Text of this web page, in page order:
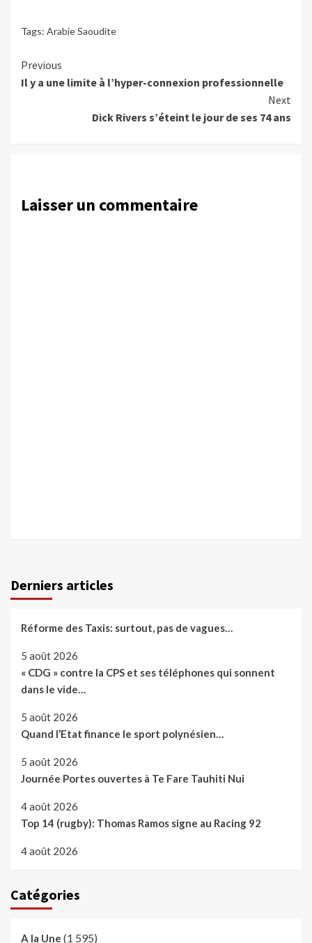
Tags: Arabie Saoudite
Continue
Reading
Previous
Il y a une limite à l’hyper-connexion professionnelle
Next
Dick Rivers s’éteint le jour de ses 74 ans
Laisser un commentaire
Derniers articles
Réforme des Taxis: surtout, pas de vagues…
5 août 2026
« CDG » contre la CPS et ses téléphones qui sonnent
dans le vide…
5 août 2026
Quand l’Etat finance le sport polynésien…
5 août 2026
Journée Portes ouvertes à Te Fare Tauhiti Nui
4 août 2026
Top 14 (rugby): Thomas Ramos signe au Racing 92
4 août 2026
Catégories
A la Une (1 595)